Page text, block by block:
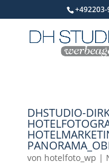
DHSTUDIO-
von hotelfoto_wp |